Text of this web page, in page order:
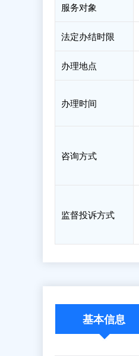
服务对象
法定办结时限
办理地点
办理时间
咨询方式
监督投诉方式
基本信息